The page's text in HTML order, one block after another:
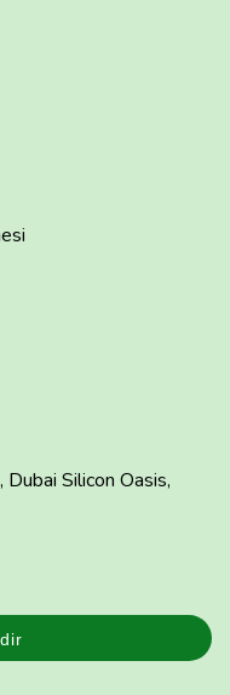
Silicon Oasis,